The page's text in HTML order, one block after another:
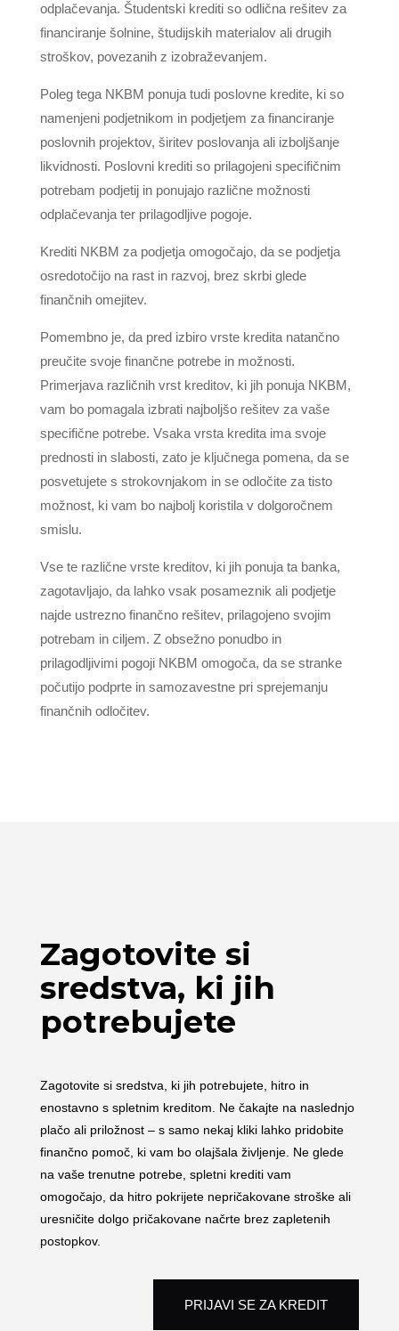
odplačevanja. Študentski krediti so odlična rešitev za
financiranje šolnine, študijskih materialov ali drugih
stroškov, povezanih z izobraževanjem.
Poleg tega NKBM ponuja tudi poslovne kredite, ki so
namenjeni podjetnikom in podjetjem za financiranje
poslovnih projektov, širitev poslovanja ali izboljšanje
likvidnosti. Poslovni krediti so prilagojeni specifičnim
potrebam podjetij in ponujajo različne možnosti
odplačevanja ter prilagodljive pogoje.
Krediti NKBM za podjetja omogočajo, da se podjetja
osredotočijo na rast in razvoj, brez skrbi glede
finančnih omejitev.
Pomembno je, da pred izbiro vrste kredita natančno
preučite svoje finančne potrebe in možnosti.
Primerjava različnih vrst kreditov, ki jih ponuja NKBM,
vam bo pomagala izbrati najboljšo rešitev za vaše
specifične potrebe. Vsaka vrsta kredita ima svoje
prednosti in slabosti, zato je ključnega pomena, da se
posvetujete s strokovnjakom in se odločite za tisto
možnost, ki vam bo najbolj koristila v dolgoročnem
smislu.
Vse te različne vrste kreditov, ki jih ponuja ta banka,
zagotavljajo, da lahko vsak posameznik ali podjetje
najde ustrezno finančno rešitev, prilagojeno svojim
potrebam in ciljem. Z obsežno ponudbo in
prilagodljivimi pogoji NKBM omogoča, da se stranke
počutijo podprte in samozavestne pri sprejemanju
finančnih odločitev.
Zagotovite si
sredstva, ki jih
potrebujete
Zagotovite si sredstva, ki jih potrebujete, hitro in
enostavno s spletnim kreditom. Ne čakajte na naslednjo
plačo ali priložnost – s samo nekaj kliki lahko pridobite
finančno pomoč, ki vam bo olajšala življenje. Ne glede
na vaše trenutne potrebe, spletni krediti vam
omogočajo, da hitro pokrijete nepričakovane stroške ali
uresničite dolgo pričakovane načrte brez zapletenih
postopkov.
PRIJAVI SE ZA KREDIT